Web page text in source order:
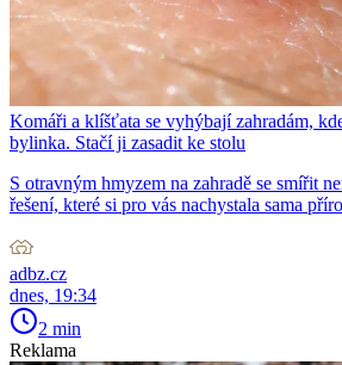
Komáři a klíšťata se vyhýbají zahradám,
bylinka. Stačí ji zasadit ke stolu
S otravným hmyzem na zahradě se smířit
řešení, které si pro vás nachystala sama
adbz.cz
dnes, 19:34
2 min
Reklama